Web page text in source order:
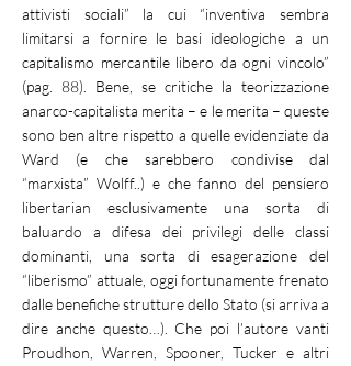
attivisti sociali” la cui “inventiva sembra
limitarsi a fornire le basi ideologiche a un
capitalismo mercantile libero da ogni vincolo”
(pag. 88). Bene, se critiche la teorizzazione
anarco-capitalista merita – e le merita – queste
sono ben altre rispetto a quelle evidenziate da
Ward (e che sarebbero condivise dal
“marxista” Wolff..) e che fanno del pensiero
libertarian esclusivamente una sorta di
baluardo a difesa dei privilegi delle classi
dominanti, una sorta di esagerazione del
“liberismo” attuale, oggi fortunamente frenato
dalle benefiche strutture dello Stato (si arriva a
dire anche questo…). Che poi l’autore vanti
Proudhon, Warren, Spooner, Tucker e altri